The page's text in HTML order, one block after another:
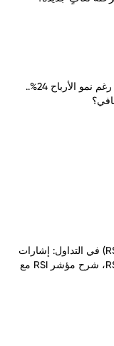
سهم SMC عند 15 ريالاً رغم نمو الأرباح 24%..
مؤشر القوة النسبية (RSI) في التداول: إشارات
الشراء والبيع لمؤشر RSI، شرح مؤشر RSI مع